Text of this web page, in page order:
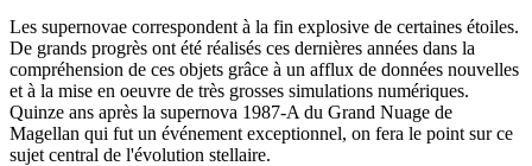
Les supernovae correspondent à la fin explosive de certaines étoiles.
De grands progrès ont été réalisés ces dernières années dans la
compréhension de ces objets grâce à un afflux de données nouvelles
et à la mise en oeuvre de très grosses simulations numériques.
Quinze ans après la supernova 1987-A du Grand Nuage de
Magellan qui fut un événement exceptionnel, on fera le point sur ce
sujet central de l'évolution stellaire.